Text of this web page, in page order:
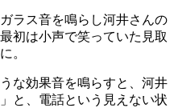
ラス音を鳴らし河井さんの
初は小声で笑っていた見取
。
な効果音を鳴らすと、河井
と、電話という見えない状